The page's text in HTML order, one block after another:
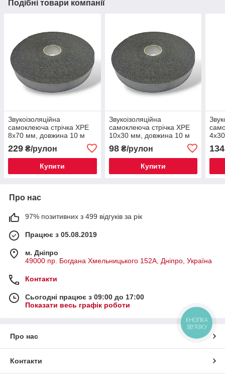
Подібні товари компанії
Звукоізоляційна
самоклеюча стрічка XPE
8х70 мм, довжина 10 м
229 ₴/рулон
Купити
Звукоізоляційна
самоклеюча стрічка XPE
10х30 мм, довжина 10 м
98₴/рулон
Купити
134
Про нас
97% позитивних з 499 відгуків за рік
Працює з 05.08.2019
м. Дніпро
49000 пр. Богдана Хмельницького 152А, Дніпро, Україна
Контакти
Сьогодні працює з 09:00 до 17:00
Показати весь графік роботи
Про нас
Контакти
КНОПКА
ЗВ'ЯЗКУ